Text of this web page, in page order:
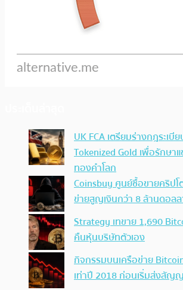
UK FCA เตรียมร่างกฎระเบี
Tokenized Gold เพื่อรักษ
ทองคำโลก
Coinsbuy ศูนย์ซื้อขายคริปโ
ข่ายสูญเงินกว่า 8 ล้านดอล
Strategy เทขาย 1,690
คืนหุ้นบริษัทตัวเอง
กิจกรรมบนเครือข่าย
เท่าปี 2018 ก่อนเริ่มส่งสั